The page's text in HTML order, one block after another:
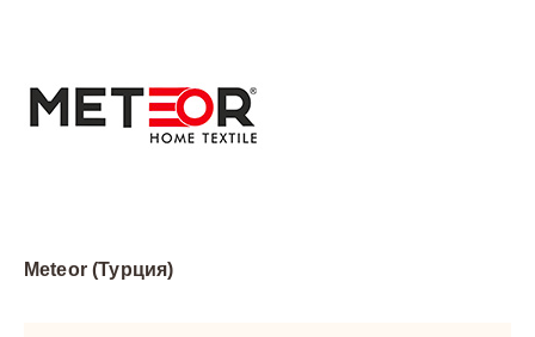
Meteor (Турция)